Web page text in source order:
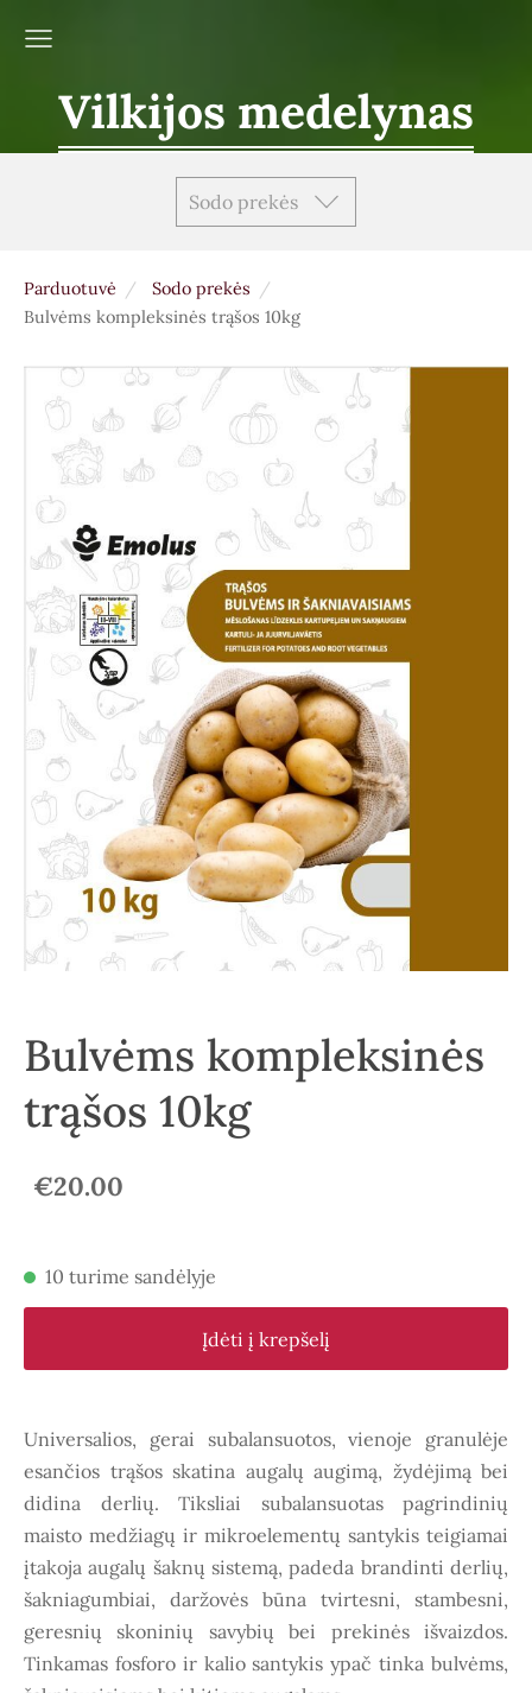
Vilkijos medelynas
Sodo prekės
Parduotuvė
Sodo prekės
Bulvėms kompleksinės trąšos 10kg
Bulvėms kompleksinės
trąšos 10kg
€20.00
10 turime sandėlyje
Įdėti į krepšelį
Universalios, gerai subalansuotos, vienoje granulėje
esančios trąšos skatina augalų augimą, žydėjimą bei
didina derlių. Tiksliai subalansuotas pagrindinių
maisto medžiagų ir mikroelementų santykis teigiamai
įtakoja augalų šaknų sistemą, padeda brandinti derlių,
šakniagumbiai, daržovės būna tvirtesni, stambesni,
geresnių skoninių savybių bei prekinės išvaizdos.
Tinkamas fosforo ir kalio santykis ypač tinka bulvėms,